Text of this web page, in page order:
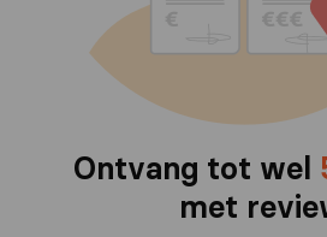
Ontvang tot wel
met